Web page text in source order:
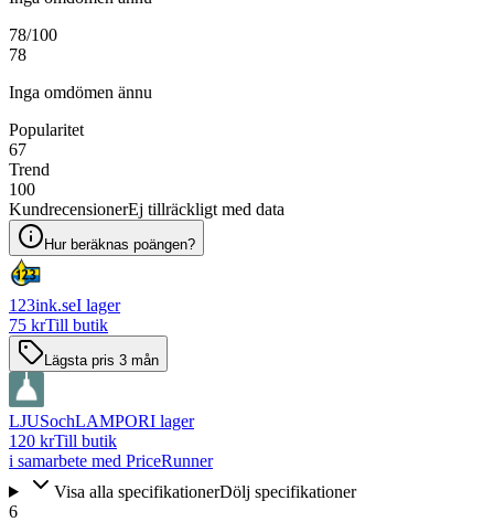
78/100
78
Inga omdömen ännu
Popularitet
67
Trend
100
KundrecensionerEj tillräckligt med data
Hur beräknas poängen?
123ink.seI lager
75 krTill butik
Lägsta pris 3 mån
LJUSochLAMPORI lager
120 krTill butik
i samarbete med PriceRunner
Visa alla specifikationerDölj specifikationer
6